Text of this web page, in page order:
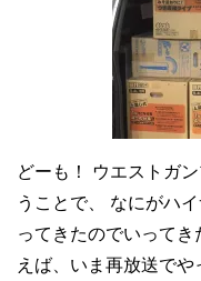
どーも！ ウエストガ
うことで、 なにがハ
ってきたのでいって
えば、いま再放送で